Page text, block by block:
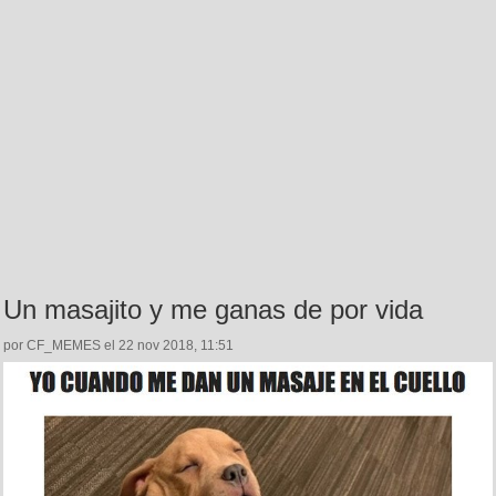
Un masajito y me ganas de por vida
por CF_MEMES el 22 nov 2018, 11:51